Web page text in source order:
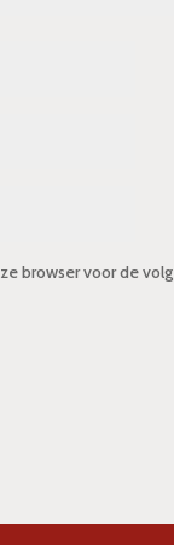
browser voor de